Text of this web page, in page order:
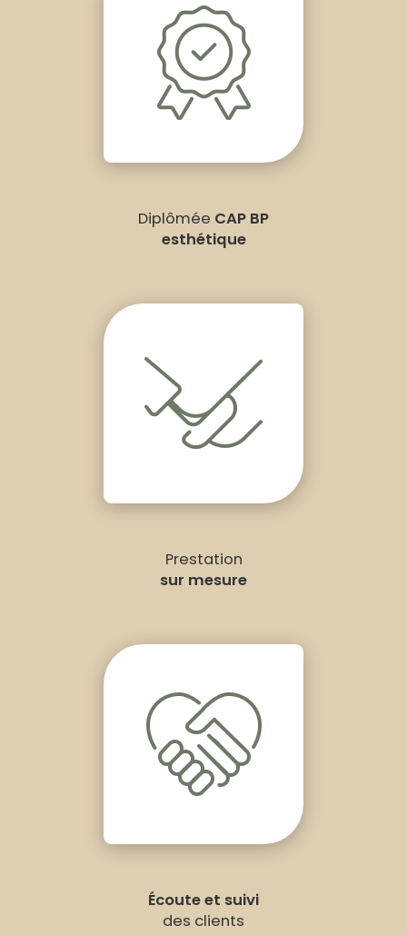
Diplômée CAP BP
esthétique
Prestation
sur mesure
Écoute et suivi
des clients